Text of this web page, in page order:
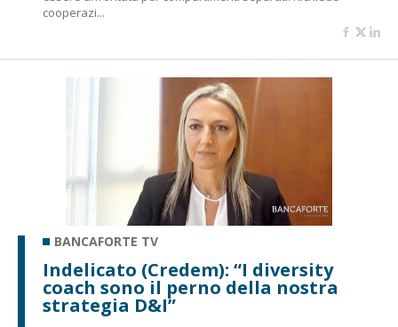
cooperazi...
BANCAFORTE TV
Indelicato (Credem): “I diversity
coach sono il perno della nostra
strategia D&I”